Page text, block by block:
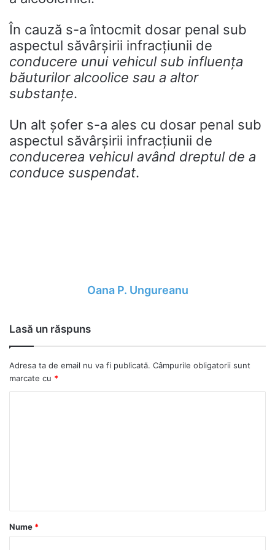
În cauză s-a întocmit dosar penal sub
aspectul săvârșirii infracțiunii de
conducere unui vehicul sub influența
băuturilor alcoolice sau a altor
substanțe.
Un alt şofer s-a ales cu dosar penal sub
aspectul săvârșirii infracțiunii de
conducerea vehicul având dreptul de a
conduce suspendat.
Oana P. Ungureanu
Lasă un răspuns
Adresa ta de email nu va fi publicată. Câmpurile obligatorii sunt
marcate cu *
a
r
Nume *